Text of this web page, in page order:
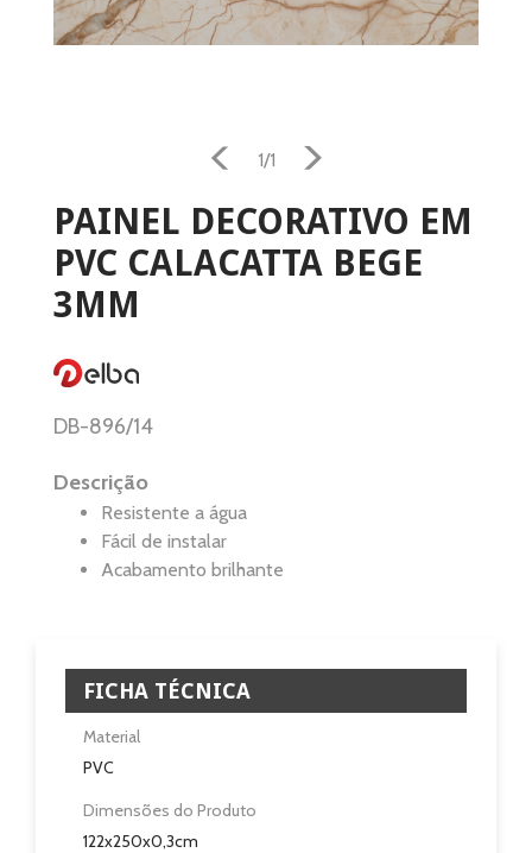
Aquecimento
Salamandra
Ventilação
Revendedores
Assistência Técnica
1/1
PAINEL DECORATIVO EM
PVC CALACATTA BEGE
3MM
DB-896/14
Descrição
Resistente a água
Fácil de instalar
Acabamento brilhante
FICHA TÉCNICA
Material
PVC
Dimensões do Produto
122x250x0,3cm